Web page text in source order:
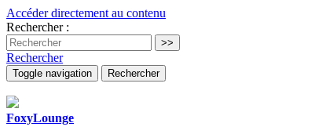
Accéder directement au contenu
Rechercher :
Rechercher
Toggle navigation Rechercher
FoxyLounge